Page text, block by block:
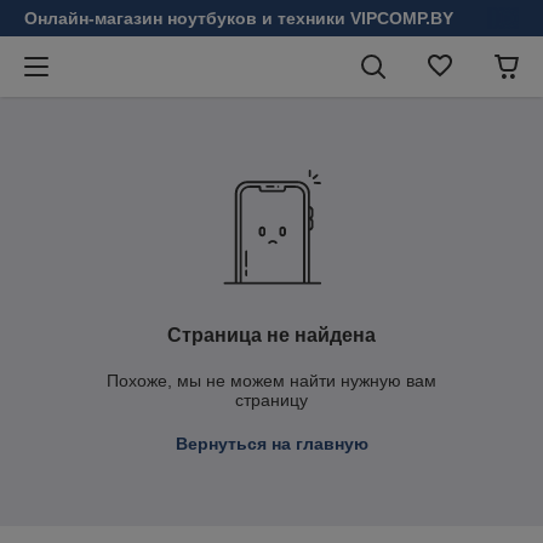
Онлайн-магазин ноутбуков и техники VIPCOMP.BY
Страница не найдена
Похоже, мы не можем найти нужную вам
страницу
Вернуться на главную